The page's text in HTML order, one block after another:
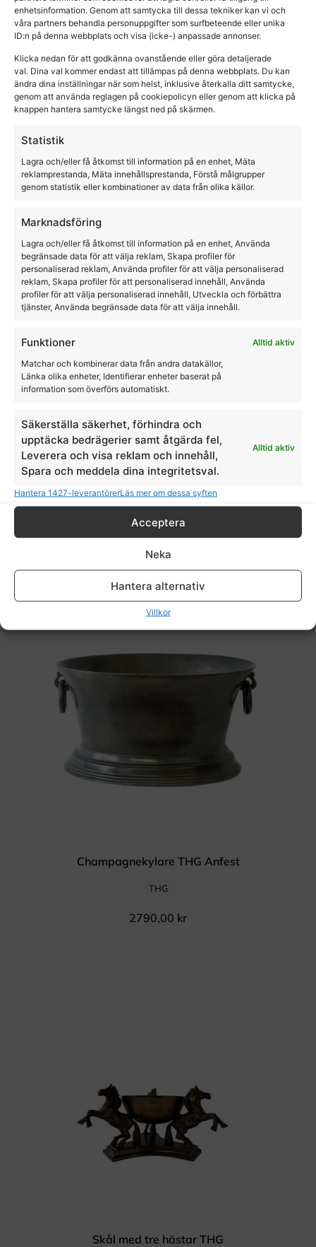
enhetsinformation. Genom att samtycka till dessa tekniker kan vi och
våra partners behandla personuppgifter som surfbeteende eller unika
ID:n på denna webbplats och visa (icke-) anpassade annonser.
Klicka nedan för att godkänna ovanstående eller göra detaljerade
val. Dina val kommer endast att tillämpas på denna webbplats. Du kan
ändra dina inställningar när som helst, inklusive återkalla ditt samtycke,
genom att använda reglagen på cookiepolicyn eller genom att klicka på
knappen hantera samtycke längst ned på skärmen.
Statistik
Lagra och/eller få åtkomst till information på en enhet, Mäta
reklamprestanda, Mäta innehållsprestanda, Förstå målgrupper
genom statistik eller kombinationer av data från olika källor.
Marknadsföring
Lagra och/eller få åtkomst till information på en enhet, Använda
begränsade data för att välja reklam, Skapa profiler för
personaliserad reklam, Använda profiler för att välja personaliserad
reklam, Skapa profiler för att personaliserad innehåll, Använda
profiler för att välja personaliserad innehåll, Utveckla och förbättra
tjänster, Använda begränsade data för att välja innehåll.
Funktioner
Alltid aktiv
Matchar och kombinerar data från andra datakällor,
Länka olika enheter, Identifierar enheter baserat på
information som överförs automatiskt.
Säkerställa säkerhet, förhindra och
upptäcka bedrägerier samt åtgärda fel,
Leverera och visa reklam och innehåll,
Spara och meddela dina integritetsval.
Alltid aktiv
Hantera 1427-leverantörerLäs mer om dessa syften
Acceptera
Neka
Hantera alternativ
Villkor
Lampa med fot som stigbygel med stigläder
2295,00kr
THG
1560,00kr
Champagnekylare THG Anfest
THG
2790,00 kr
Skål med tre hästar THG